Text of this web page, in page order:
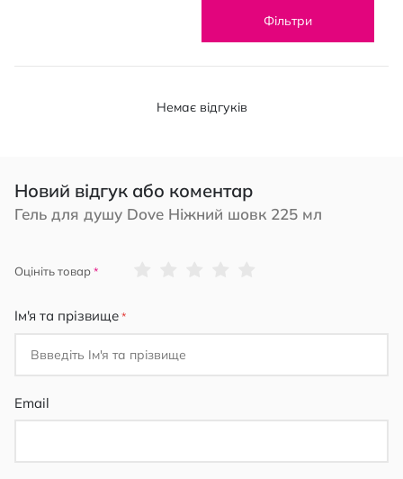
Фільтри
Немає відгуків
Новий відгук або коментар
Гель для душу Dove Ніжний шовк 225 мл
Оцініть товар
Ім'я та прізвище
Email